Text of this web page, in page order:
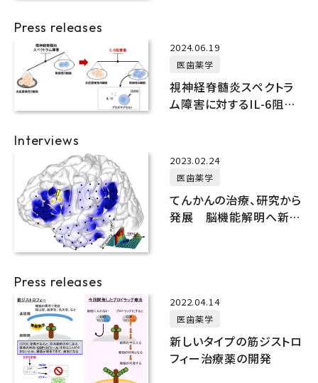
Press releases
2024.06.19
医歯薬学
視神経脊髄炎スペクトラ
ム障害に対するIL-6阻害
Interviews
2023.02.24
医歯薬学
てんかんの治療、研究から
発展 脳機能解明へ新手
Press releases
2022.04.14
医歯薬学
新しいタイプの筋ジストロ
フィー治療薬の開発